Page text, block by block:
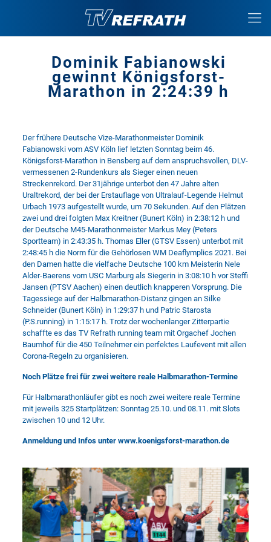
Dominik Fabianowski
gewinnt Königsforst-
Marathon in 2:24:39 h
Der frühere Deutsche Vize-Marathonmeister Dominik
Fabianowski vom ASV Köln lief letzten Sonntag beim 46.
Königsforst-Marathon in Bensberg auf dem anspruchsvollen, DLV-
vermessenen 2-Rundenkurs als Sieger einen neuen
Streckenrekord. Der 31jährige unterbot den 47 Jahre alten
Uraltrekord, der bei der Erstauflage von Ultralauf-Legende Helmut
Urbach 1973 aufgestellt wurde, um 70 Sekunden. Auf den Plätzen
zwei und drei folgten Max Kreitner (Bunert Köln) in 2:38:12 h und
der Deutsche M45-Marathonmeister Markus Mey (Peters
Sportteam) in 2:43:35 h. Thomas Eller (GTSV Essen) unterbot mit
2:48:45 h die Norm für die Gehörlosen WM Deaflymplics 2021. Bei
den Damen hatte die vielfache Deutsche 100 km Meisterin Nele
Alder-Baerens vom USC Marburg als Siegerin in 3:08:10 h vor Steffi
Jansen (PTSV Aachen) einen deutlich knapperen Vorsprung. Die
Tagessiege auf der Halbmarathon-Distanz gingen an Silke
Schneider (Bunert Köln) in 1:29:37 h und Patric Starosta
(P.S.running) in 1:15:17 h. Trotz der wochenlanger Zitterpartie
schaffte es das TV Refrath running team mit Orgachef Jochen
Baumhof für die 450 Teilnehmer ein perfektes Laufevent mit allen
Corona-Regeln zu organisieren.
Noch Plätze frei für zwei weitere reale Halbmarathon-Termine
Für Halbmarathonläufer gibt es noch zwei weitere reale Termine
mit jeweils 325 Startplätzen: Sonntag 25.10. und 08.11. mit Slots
zwischen 10 und 12 Uhr.
Anmeldung und Infos unter www.koenigsforst-marathon.de